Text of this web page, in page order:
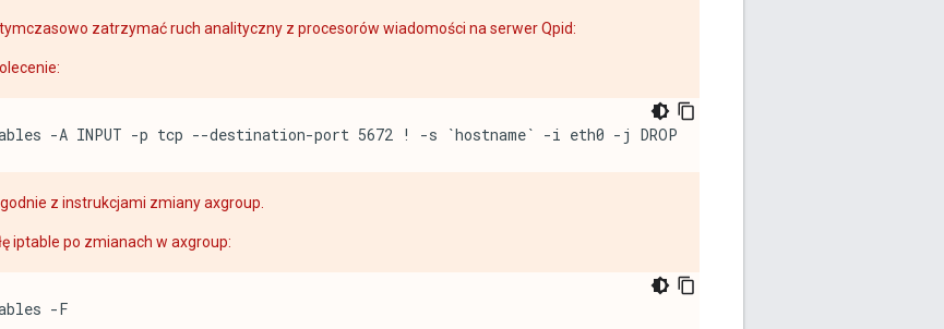
zatrzymać ruch analityczny z procesorów wiadomości na serwer Qpid:
-A INPUT -p tcp --destination-port 5672 ! -s `hostname` -i eth0 -j DROP
z instrukcjami zmiany axgroup.
iptable po zmianach w axgroup:
-F